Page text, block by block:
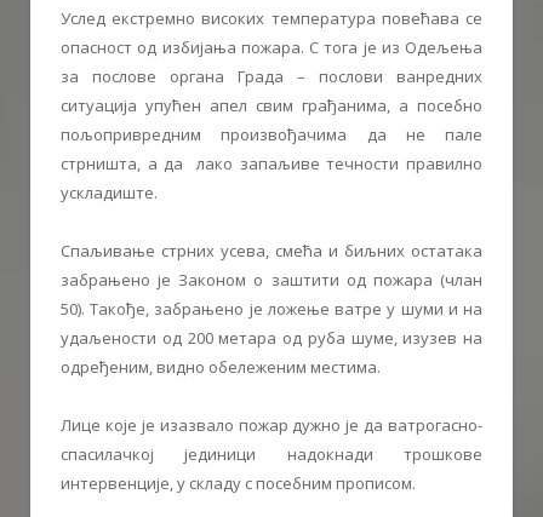
Услед екстремно високих температура повећава се
опасност од избиjања пожара. С тога jе из Одељења
за послове органа Града – послови ванредних
ситуациjа упућен апел свим грађанима, а посебно
пољопривредним произвођачима да не пале
стрништа, а да лако запаљиве течности правилно
ускладиште.
Спаљивање стрних усева, смећа и биљних остатака
забрањено jе Законом о заштити од пожара (члан
50). Такође, забрањено jе ложење ватре у шуми и на
удаљености од 200 метара од руба шуме, изузев на
одређеним, видно обележеним местима.
Лице коjе jе изазвало пожар дужно jе да ватрогасно-
спасилачкоj jединици надокнади трошкове
интервенциjе, у складу с посебним прописом.